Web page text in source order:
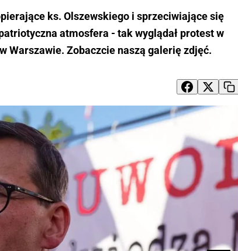
ks. Olszewskiego i sprzeciwiające się
atmosfera - tak wyglądał protest w
Warszawie. Zobaczcie naszą galerię zdjęć.